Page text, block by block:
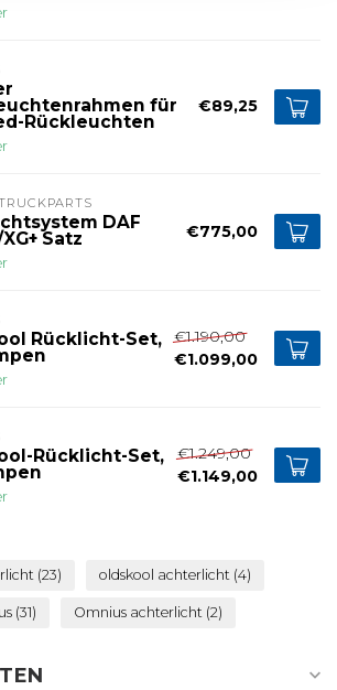
für
Rückleuchten
€89,25
DAF
Satz €775,00
Rücklicht-Set,
€1.190,00
€1.099,00
Rücklicht-Set,
€1.249,00
€1.149,00
(23) oldskool achterlicht (4)
(31) Omnius achterlicht (2)